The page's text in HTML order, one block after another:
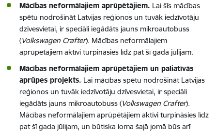
Mācības neformālajiem aprūpētājiem. Lai šīs mācības
spētu nodrošināt Latvijas reģionos un tuvāk iedzīvotāju
dzīvesvietai, ir speciāli iegādāts jauns mikroautobuss
(Volkswagen Crafter). Mācības neformālajiem
aprūpētājiem aktīvi turpināsies līdz pat šī gada jūlijam.
Mācības neformālajiem aprūpētājiem un paliatīvās
aprūpes projekts. Lai mācības spētu nodrošināt Latvijas
reģionos un tuvāk iedzīvotāju dzīvesvietai, ir speciāli
iegādāts jauns mikroautobuss (Volkswagen Crafter).
Mācības neformālajiem aprūpētājiem aktīvi turpināsies līdz
pat šī gada jūlijam, un būtiska loma šajā jomā būs arī